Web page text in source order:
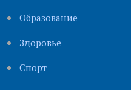
Образование
Здоровье
Cпорт